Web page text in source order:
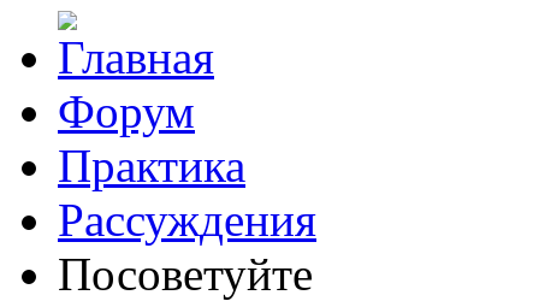
Форум
Практика
Рассуждения
Посоветуйте